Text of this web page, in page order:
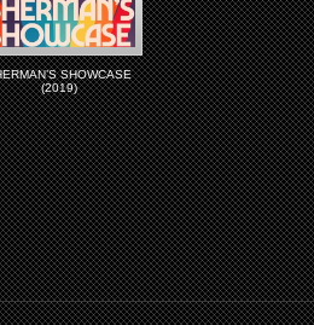
SHOWCASE
(2019)